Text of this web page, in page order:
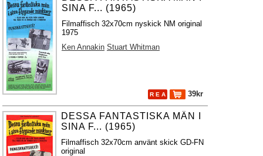
SINA F... (1965)
Filmaffisch 32x70cm nyskick NM original
1975
Ken Annakin Stuart Whitman
R E A 39kr
DESSA FANTASTISKA MÄN I
SINA F... (1965)
Filmaffisch 32x70cm använt skick GD-FN
original